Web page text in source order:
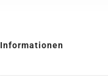
Informationen